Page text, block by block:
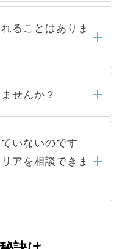
内にはご連絡をせて
らくお待ちくださ
扱っている求人の
トからご覧いただ
す。非公開求人は
般には公開してい
人気のある医療機
応募が殺到する場
件に合った人材の
するケースが増え
ることはありま
とは一切ありませ
ら内定をいただい
ません。内定先へ
パートナーが行い
い。
せんか？
とはありませんの
サイトからの登録
様の個人情報は、
および転職活動の
ます。お預かりし
タはご本人の許可
についての厳密な
いないのです
アを相談できま
機関の状況や紹介